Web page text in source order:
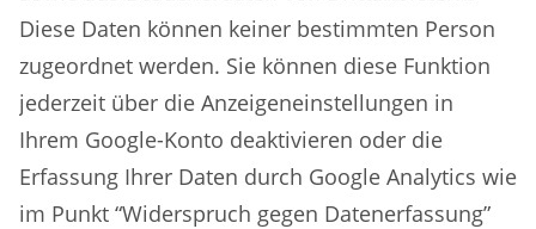
Diese Daten können keiner bestimmten Person
zugeordnet werden. Sie können diese Funktion
jederzeit über die Anzeigeneinstellungen in
Ihrem Google-Konto deaktivieren oder die
Erfassung Ihrer Daten durch Google Analytics wie
im Punkt “Widerspruch gegen Datenerfassung”